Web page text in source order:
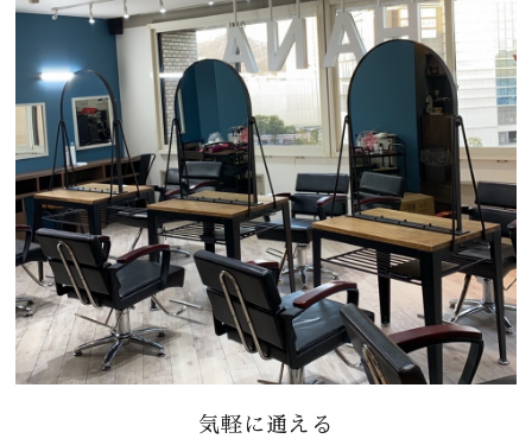
気軽に通える